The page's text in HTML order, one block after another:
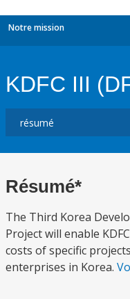
Notre mission
KDFC III
Résumé*
The Third Korea
Project will enable
costs of specific
enterprises in Korea.